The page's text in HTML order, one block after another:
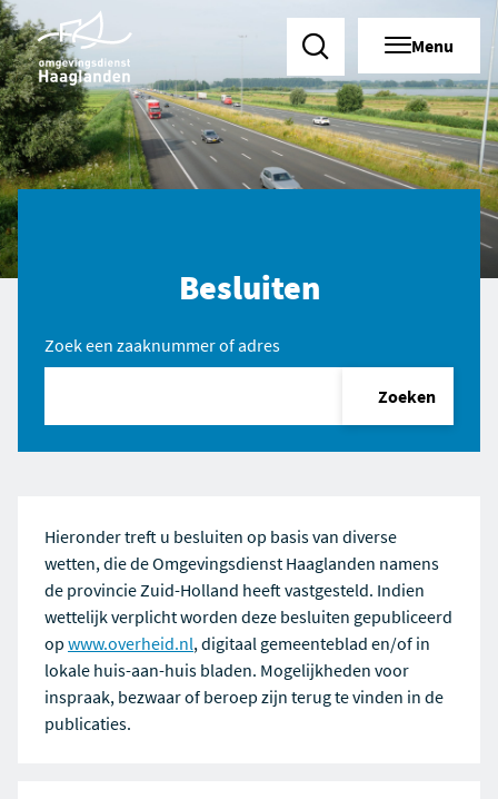
Zoeken Menu
Besluiten
Zoek een zaaknummer of adres
Zoeken
Hieronder treft u besluiten op basis van diverse
wetten, die de Omgevingsdienst Haaglanden namens
de provincie Zuid-Holland heeft vastgesteld. Indien
wettelijk verplicht worden deze besluiten gepubliceerd
op www.overheid.nl, digitaal gemeenteblad en/of in
lokale huis-aan-huis bladen. Mogelijkheden voor
inspraak, bezwaar of beroep zijn terug te vinden in de
publicaties.